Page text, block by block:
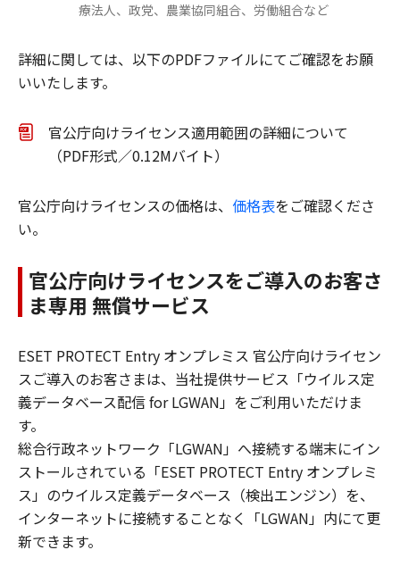
療法人、政党、農業協同組合、労働組合など
詳細に関しては、以下のPDFファイルにてご確認をお願
いいたします。
官公庁向けライセンス適⽤範囲の詳細について
（PDF形式／0.12Mバイト）
官公庁向けライセンスの価格は、 価格表をご確認くださ
い。
官公庁向けライセンスをご導入のお客さ
ま専用 無償サービス
ESET PROTECT Entry オンプレミス 官公庁向けライセン
スご導入のお客さまは、当社提供サービス「ウイルス定
義データベース配信 for LGWAN」をご利用いただけま
す。
総合行政ネットワーク「LGWAN」へ接続する端末にイン
ストールされている「ESET PROTECT Entry オンプレミ
ス」のウイルス定義データベース（検出エンジン）を、
インターネットに接続することなく「LGWAN」内にて更
新できます。